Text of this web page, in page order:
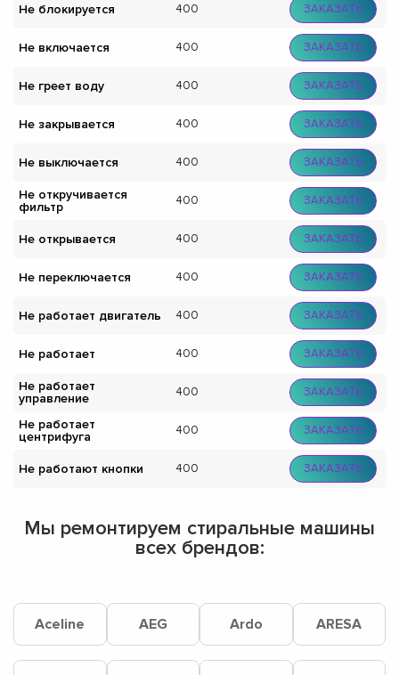
Не блокируется 400 ЗАКАЗАТЬ
Не включается 400 ЗАКАЗАТЬ
Не греет воду 400 ЗАКАЗАТЬ
Не закрывается 400 ЗАКАЗАТЬ
Не выключается 400 ЗАКАЗАТЬ
Не откручивается
фильтр
400 ЗАКАЗАТЬ
Не открывается 400 ЗАКАЗАТЬ
Не переключается 400 ЗАКАЗАТЬ
Не работает двигатель 400 ЗАКАЗАТЬ
Не работает 400 ЗАКАЗАТЬ
Не работает
управление
400 ЗАКАЗАТЬ
Не работает
центрифуга
400 ЗАКАЗАТЬ
Не работают кнопки 400 ЗАКАЗАТЬ
Мы ремонтируем стиральные машины
всех брендов:
Aceline AEG Ardo ARESA